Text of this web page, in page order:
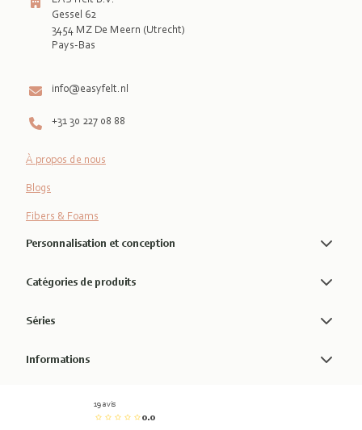
Gessel 62
3454 MZ De Meern (Utrecht)
Pays-Bas
info@easyfelt.nl
+31 30 227 08 88
À propos de nous
Blogs
Fibers & Foams
Personnalisation et conception
Catégories de produits
Séries
Informations
19 avis
0.0